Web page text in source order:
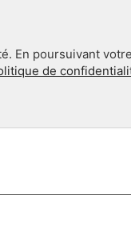
En poursuivant
de